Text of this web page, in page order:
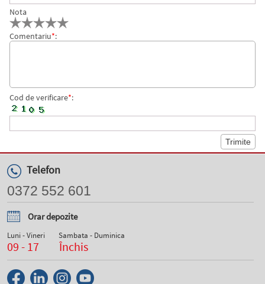
Nota
Comentariu*:
Cod de verificare*:
Telefon
0372 552 601
Orar depozite
Luni - Vineri
09 - 17
Sambata - Duminica
Închis